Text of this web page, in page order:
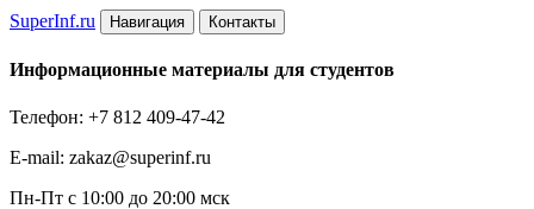
SuperInf.ru Навигация Контакты
Информационные материалы для студентов
Телефон: +7 812 409-47-42
E-mail: zakaz@superinf.ru
Пн-Пт с 10:00 до 20:00 мск